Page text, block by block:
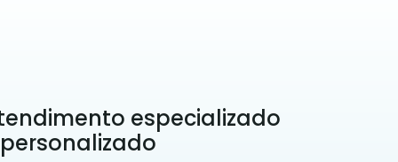
especializado